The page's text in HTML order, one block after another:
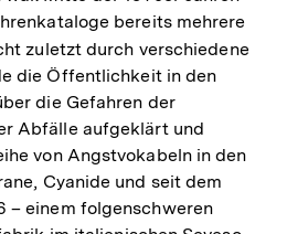
bereits mehrere
zuletzt durch verschiedene
die Öffentlichkeit in den
die Gefahren der
Abfälle aufgeklärt und
von Angstvokabeln in den
Cyanide und seit dem
– einem folgenschweren